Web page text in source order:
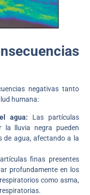
negativas tanto
humana:
agua: Las partículas
la lluvia negra pueden
de agua, afectando a la
finas presentes
profundamente en los
como asma,